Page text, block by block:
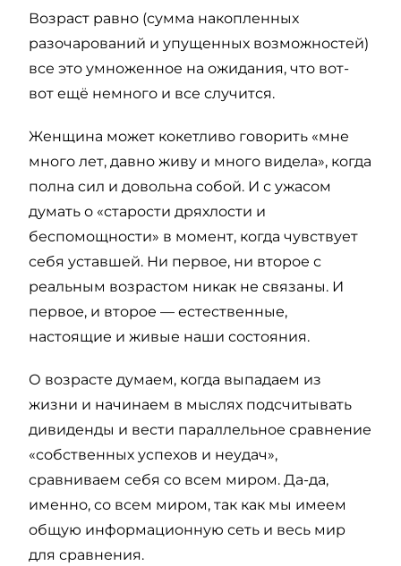
Возраст равно (сумма накопленных
разочарований и упущенных возможностей)
все это умноженное на ожидания, что вот-
вот ещё немного и все случится.
Женщина может кокетливо говорить «мне
много лет, давно живу и много видела», когда
полна сил и довольна собой. И с ужасом
думать о «старости дряхлости и
беспомощности» в момент, когда чувствует
себя уставшей. Ни первое, ни второе с
реальным возрастом никак не связаны. И
первое, и второе — естественные,
настоящие и живые наши состояния.
О возрасте думаем, когда выпадаем из
жизни и начинаем в мыслях подсчитывать
дивиденды и вести параллельное сравнение
«собственных успехов и неудач»,
сравниваем себя со всем миром. Да-да,
именно, со всем миром, так как мы имеем
общую информационную сеть и весь мир
для сравнения.